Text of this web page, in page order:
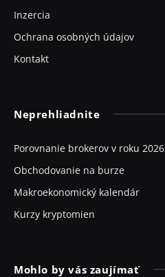
Inzercia
Ochrana osobných údajov
Kontakt
Neprehliadnite
Porovnanie brokerov v roku 2026
Obchodovanie na burze
Makroekonomický kalendár
Kurzy kryptomien
Mohlo by vás zaujímať